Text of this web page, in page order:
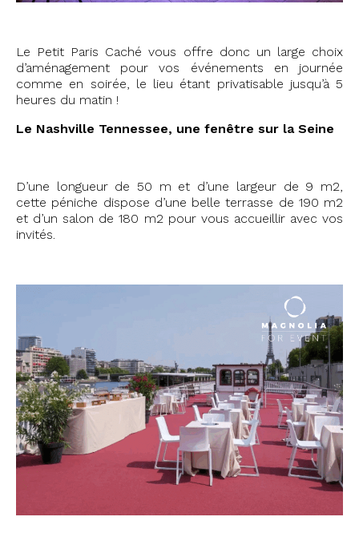
Le Petit Paris Caché vous offre donc un large choix
d’aménagement pour vos événements en journée
comme en soirée, le lieu étant privatisable jusqu’à 5
heures du matin !
Le Nashville Tennessee, une fenêtre sur la Seine
D’une longueur de 50 m et d’une largeur de 9 m2,
cette péniche dispose d’une belle terrasse de 190 m2
et d’un salon de 180 m2 pour vous accueillir avec vos
invités.